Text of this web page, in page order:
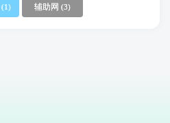
(1) 辅助网 (3)